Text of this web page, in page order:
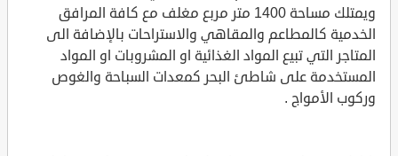
ويمتلك مساحة 1400 متر مربع مغلف مع كافة المرافق
الخدمية كالمطاعم والمقاهي والاستراحات بالإضافة الى
المتاجر التي تبيع المواد الغذائية او المشروبات او المواد
المستخدمة على شاطئ البحر كمعدات السباحة والغوص
وركوب الأمواج .